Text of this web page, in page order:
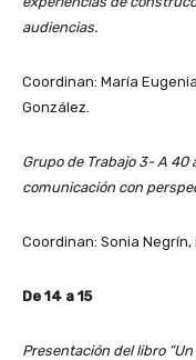
audiencias.
Coordinan: María
González.
Grupo de Trabajo 3- A 40
comunicación con
Coordinan: Sonia
De 14 a 15
Presentación del libro